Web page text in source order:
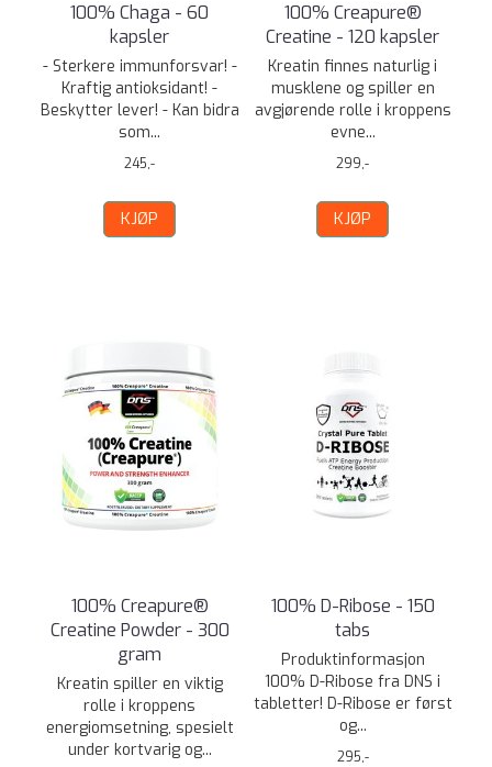
100% Chaga - 60
kapsler
- Sterkere immunforsvar! -
Kraftig antioksidant! -
Beskytter lever! - Kan bidra
som...
245,-
KJØP
100% Creapure®
Creatine - 120 kapsler
Kreatin finnes naturlig i
musklene og spiller en
avgjørende rolle i kroppens
evne...
299,-
KJØP
100% Creapure®
Creatine Powder - 300
gram
Kreatin spiller en viktig
rolle i kroppens
energiomsetning, spesielt
under kortvarig og...
100% D-Ribose - 150
tabs
Produktinformasjon
100% D-Ribose fra DNS i
tabletter! D-Ribose er først
og...
295,-